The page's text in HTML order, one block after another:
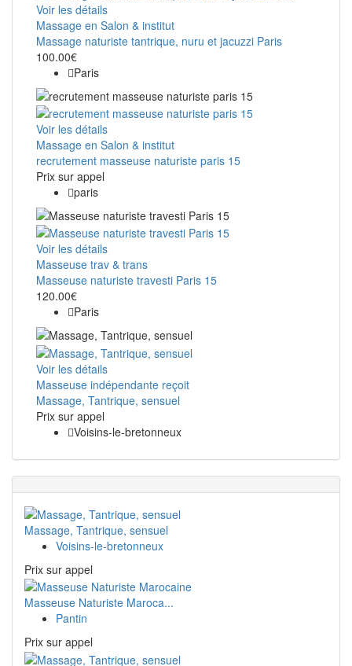
Voir les détails
Massage en Salon & institut
Massage naturiste tantrique, nuru et jacuzzi Paris
100.00€
Paris
Voir les détails
Massage en Salon & institut
recrutement masseuse naturiste paris 15
Prix ​​sur appel
paris
Voir les détails
Masseuse trav & trans
Masseuse naturiste travesti Paris 15
120.00€
Paris
Voir les détails
Masseuse indépendante reçoit
Massage, Tantrique, sensuel
Prix ​​sur appel
Voisins-le-bretonneux
Massage, Tantrique, sensuel
Voisins-le-bretonneux
Prix ​​sur appel
Masseuse Naturiste Maroca...
Pantin
Prix ​​sur appel